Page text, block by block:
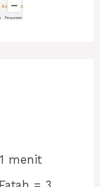
menit